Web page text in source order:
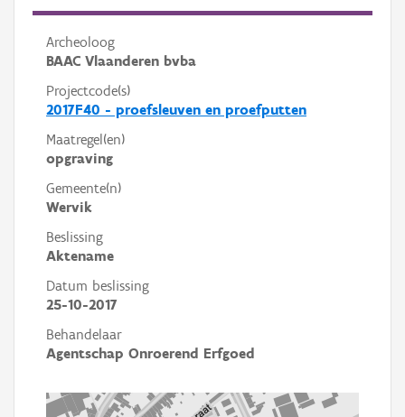
Archeoloog
BAAC Vlaanderen bvba
Projectcode(s)
2017F40 - proefsleuven en proefputten
Maatregel(en)
opgraving
Gemeente(n)
Wervik
Beslissing
Aktename
Datum beslissing
25-10-2017
Behandelaar
Agentschap Onroerend Erfgoed